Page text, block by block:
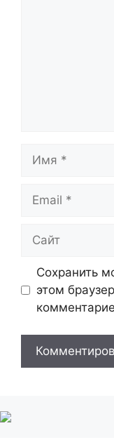
Имя
Email
Сайт
Сохранить
этом